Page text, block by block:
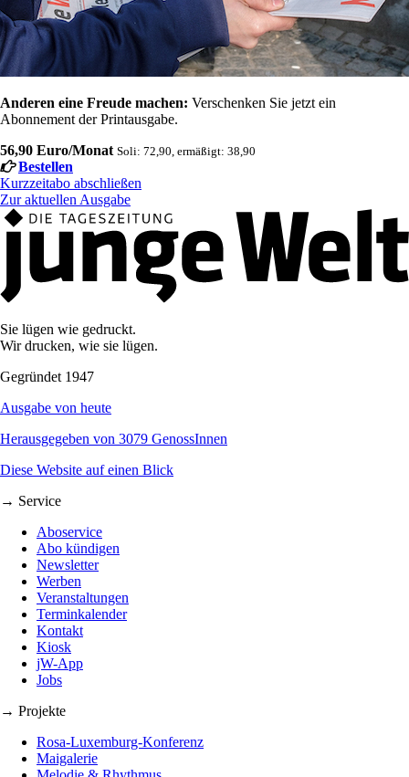
Anderen eine Freude machen: Verschenken Sie jetzt ein
Abonnement der Printausgabe.
56,90 Euro/Monat Soli: 72,90, ermäßigt: 38,90
Bestellen
Kurzzeitabo abschließen
Zur aktuellen Ausgabe
Sie lügen wie gedruckt.
Wir drucken, wie sie lügen.
Gegründet 1947
Ausgabe von heute
Herausgegeben von 3079 GenossInnen
Diese Website auf einen Blick
→ Service
Aboservice
Abo kündigen
Newsletter
Werben
Veranstaltungen
Terminkalender
Kontakt
Kiosk
jW-App
Jobs
→ Projekte
Rosa-Luxemburg-Konferenz
Maigalerie